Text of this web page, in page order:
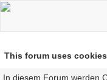
This forum uses cookies
In diesem Forum werden